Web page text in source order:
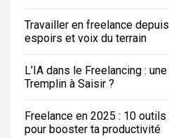
Travailler en freelance
espoirs et voix du terrain
L’IA dans le Freelancing :
Tremplin à Saisir ?
Freelance en 2025 : 10
pour booster ta productivité